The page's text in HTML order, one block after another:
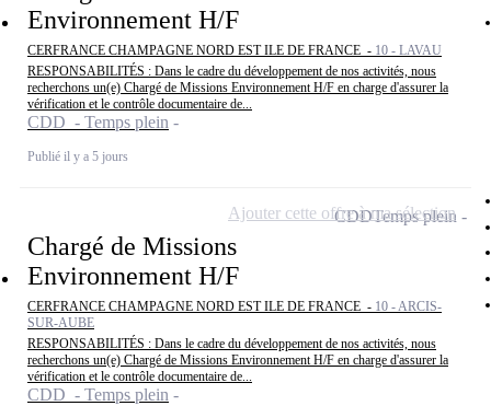
Environnement H/F
CERFRANCE CHAMPAGNE NORD EST ILE DE FRANCE - 10 - LAVAU
RESPONSABILITÉS : Dans le cadre du développement de nos activités, nous
recherchons un(e) Chargé de Missions Environnement H/F en charge d'assurer la
vérification et le contrôle documentaire de...
CDD - Temps plein
Publié il y a 5 jours
Chargé de Missions
Environnement H/F
CERFRANCE CHAMPAGNE NORD EST ILE DE FRANCE - 10 - ARCIS-
SUR-AUBE
RESPONSABILITÉS : Dans le cadre du développement de nos activités, nous
recherchons un(e) Chargé de Missions Environnement H/F en charge d'assurer la
vérification et le contrôle documentaire de...
CDD - Temps plein
CDDTemps plein
Ajouter cette offre à ma sélection